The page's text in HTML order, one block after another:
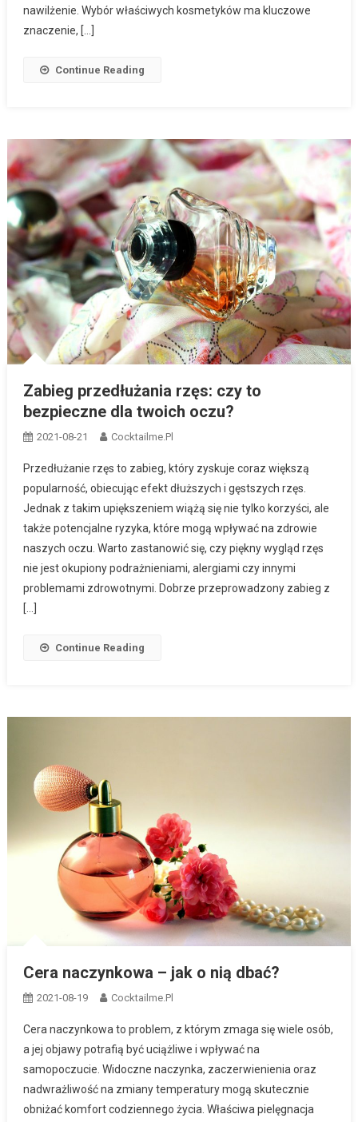
nawilżenie. Wybór właściwych kosmetyków ma kluczowe
znaczenie, […]
Continue Reading
Zabieg przedłużania rzęs: czy to
bezpieczne dla twoich oczu?
2021-08-21 Cocktailme.pl
Przedłużanie rzęs to zabieg, który zyskuje coraz większą
popularność, obiecując efekt dłuższych i gęstszych rzęs.
Jednak z takim upiększeniem wiążą się nie tylko korzyści, ale
także potencjalne ryzyka, które mogą wpływać na zdrowie
naszych oczu. Warto zastanowić się, czy piękny wygląd rzęs
nie jest okupiony podrażnieniami, alergiami czy innymi
problemami zdrowotnymi. Dobrze przeprowadzony zabieg z
[…]
Continue Reading
Cera naczynkowa – jak o nią dbać?
2021-08-19 Cocktailme.pl
Cera naczynkowa to problem, z którym zmaga się wiele osób,
a jej objawy potrafią być uciążliwe i wpływać na
samopoczucie. Widoczne naczynka, zaczerwienienia oraz
nadwrażliwość na zmiany temperatury mogą skutecznie
obniżać komfort codziennego życia. Właściwa pielęgnacja